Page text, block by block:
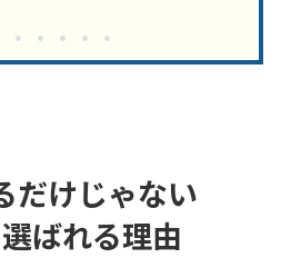
だけじゃない
ばれる理由